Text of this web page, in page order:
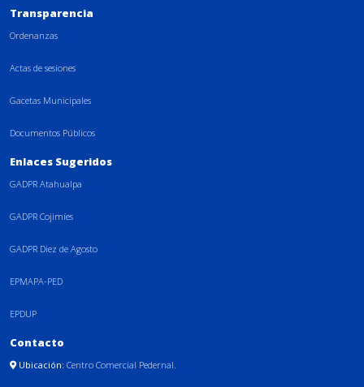
Transparencia
Ordenanzas
Actas de sesiones
Gacetas Municipales
Documentos Públicos
Enlaces Sugeridos
GADPR Atahualpa
GADPR Cojimíes
GADPR Diez de Agosto
EPMAPA-PED
EPDUP
Contacto
Ubicación: Centro Comercial Pedernal.